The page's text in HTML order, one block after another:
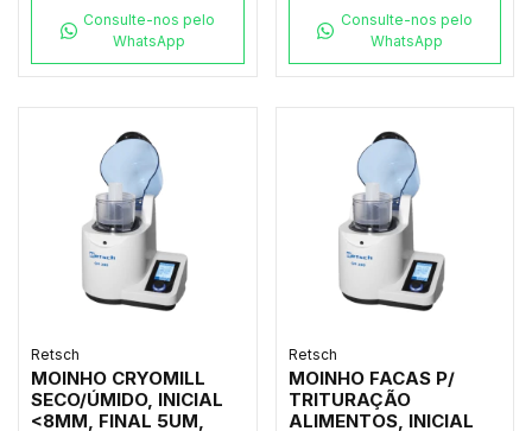
Consulte-nos pelo
WhatsApp
Consulte-nos pelo
WhatsApp
Retsch
MOINHO CRYOMILL
SECO/ÚMIDO, INICIAL
<8MM, FINAL 5UM,
Retsch
MOINHO FACAS P/
TRITURAÇÃO
ALIMENTOS, INICIAL